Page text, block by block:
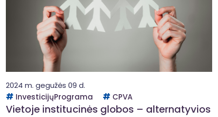
2024 m. gegužės 09 d.
InvesticijųPrograma
CPVA
Vietoje institucinės globos – alternatyvios